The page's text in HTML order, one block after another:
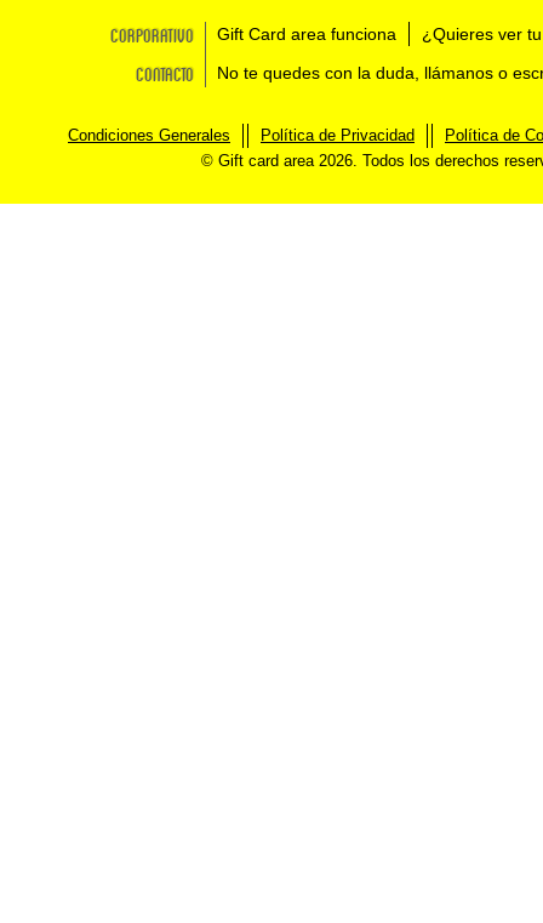
Corporativo Gift Card area funciona ¿Quieres ver
Contacto No te quedes con la duda, llámanos o
Condiciones Generales Política de Privacidad
Política de
© Gift card area 2026. Todos los derechos